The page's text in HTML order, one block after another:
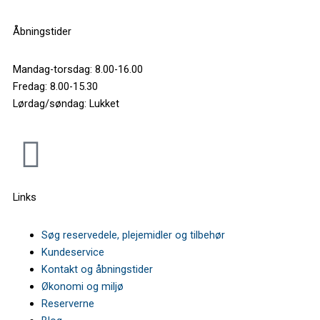
769991055293
WHIRLPOOL • WIF5O41PLEGTS 869991612540 F161254
769991612540
WHIRLPOOL • WIO3O33PLESUK F160180 869991601800
769991600540
769991052373
WHIRLPOOL • WIO3T141PS 869991599870 F159987
769991599870
WHIRLPOOL • WIP4O33NPLES 869991613800 F161380
769991613800
WHIRLPOOL • WIP4O33NPLESB 869991638370 F163837
Åbningstider
Mandag-torsdag: 8.00-16.00
Fredag: 8.00-15.30
Lørdag/søndag: Lukket
F
a
c
e
b
Links
Søg reservedele, plejemidler og tilbehør
Kundeservice
Kontakt og åbningstider
Økonomi og miljø
Reserverne